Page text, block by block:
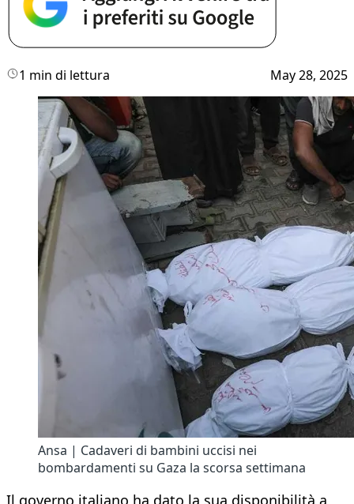
1 min di lettura May 28, 2025
Ansa | Cadaveri di bambini uccisi nei
bombardamenti su Gaza la scorsa settimana
Il governo italiano ha dato la sua disponibilità a